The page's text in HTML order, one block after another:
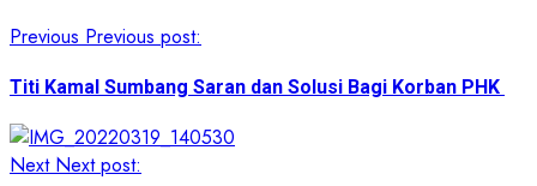
Previous Previous post:
Titi Kamal Sumbang Saran dan Solusi Bagi Korban PHK
Next Next post: